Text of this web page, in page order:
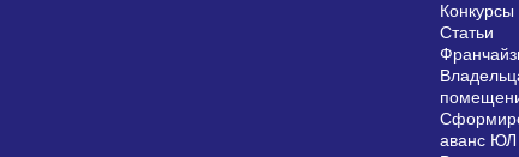
Конкурсы
Статьи
аванс ЮЛ